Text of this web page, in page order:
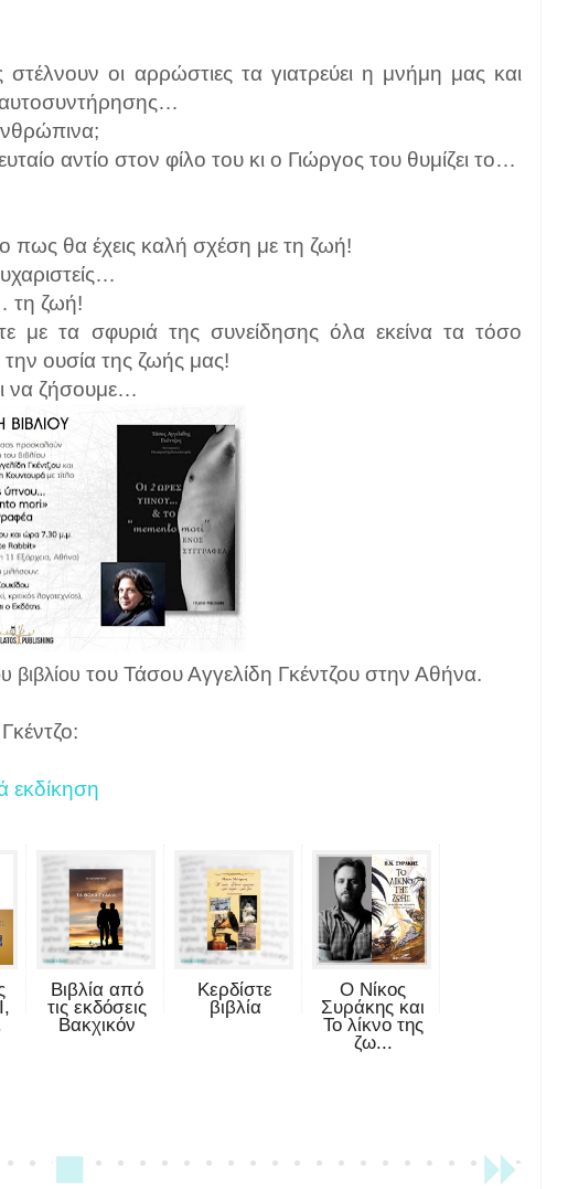
οι αρρώστιες τα γιατρεύει η μνήμη μας και
αυτοσυντήρησης…
αντίο στον φίλο του κι ο Γιώργος του θυμίζει το…
πως θα έχεις καλή σχέση με τη ζωή!
τη ζωή!
με τα σφυριά της συνείδησης όλα εκείνα τα τόσο
ουσία της ζωής μας!
να ζήσουμε…
βιβλίου του Τάσου Αγγελίδη Γκέντζου στην Αθήνα.
εκδίκηση
Βιβλία από
τις εκδόσεις
Βακχικόν
Κερδίστε
βιβλία
Ο Νίκος
Συράκης και
Το λίκνο της
ζω...